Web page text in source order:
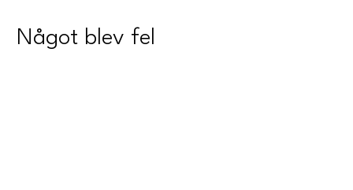
Något blev fel